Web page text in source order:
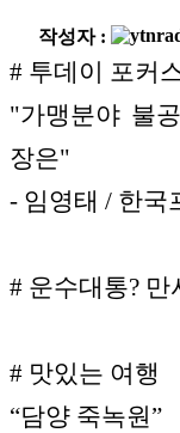
작성자 :
# 투데이 포커
"가맹분야 불
장은"
- 임영태 / 한국
# 운수대통? 만
# 맛있는 여행
“담양 죽녹원”